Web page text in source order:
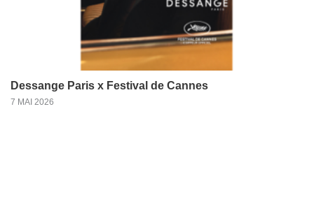
Dessange Paris x Festival de Cannes
7 MAI 2026